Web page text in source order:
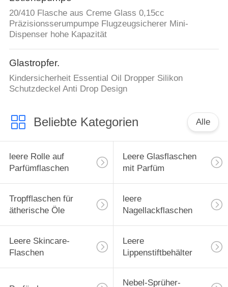
20/410 Flasche aus Creme Glass 0,15cc
Präzisionsserumpumpe Flugzeugsicherer Mini-
Dispenser hohe Kapazität
Glastropfer.
Kindersicherheit Essential Oil Dropper Silikon
Schutzdeckel Anti Drop Design
Beliebte Kategorien Alle
leere Rolle auf
Parfümflaschen
Leere Glasflaschen
mit Parfüm
Tropfflaschen für
ätherische Öle
leere
Nagellackflaschen
Leere Skincare-
Flaschen
Leere
Lippenstiftbehälter
Nebel-Sprüher-